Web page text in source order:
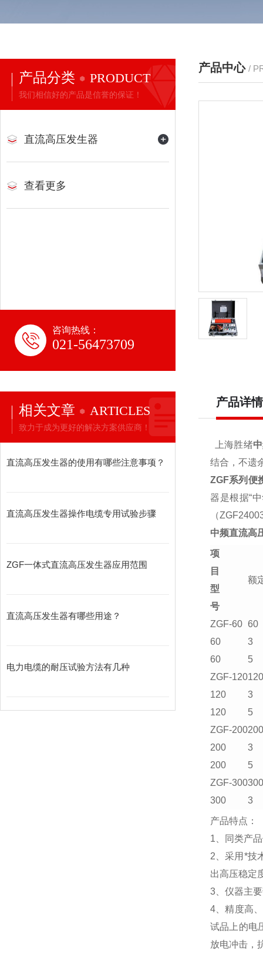
产品分类 PRODUCT
我们相信好的产品是信誉的保证！
直流高压发生器
查看更多
咨询热线：
021-56473709
相关文章 ARTICLES
致力于成为更好的解决方案供应商！
直流高压发生器的使用有哪些注意事项？
直流高压发生器操作电缆专用试验步骤
ZGF一体式直流高压发生器应用范围
直流高压发生器有哪些用途？
电力电缆的耐压试验方法有几种
产品中心 /
产品详情
上海胜绪
结合，不遗
ZGF系列便
器是根据“
（
中频直流高
项
目
型
号
额
ZGF-60 60
60
3
60
5
ZGF-120120
120
3
120
5
ZGF-200200
200
3
200
5
ZGF-300300
300
3
产品特点：
1、
同类产
2、采用*技
出高压稳定
3、仪器主
4、精度高
试品上的电
放电冲击，